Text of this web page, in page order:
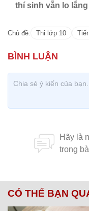
thí sinh vẫn lo lắng
Chủ đề: Thi lớp 10
CÓ THỂ BẠN